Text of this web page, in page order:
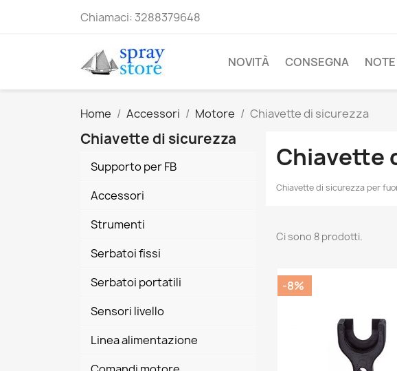
Chiamaci: 3288379648
NOVITÀ CONSEGNA
Home Accessori Motore Chiavette di sicurezza
Chiavette di sicurezza
Supporto per FB
Accessori
Strumenti
Serbatoi fissi
Serbatoi portatili
Sensori livello
Linea alimentazione
Chiavette
Chiavette di sicurezza per
Ci sono 8 prodotti.
-8%